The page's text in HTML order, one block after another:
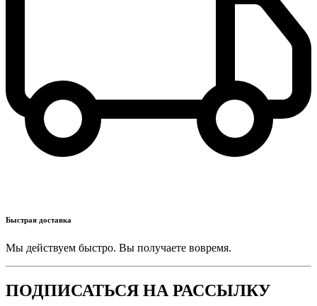
Быстрая доставка
Мы действуем быстро. Вы получаете вовремя.
ПОДПИСАТЬСЯ НА РАССЫЛКУ